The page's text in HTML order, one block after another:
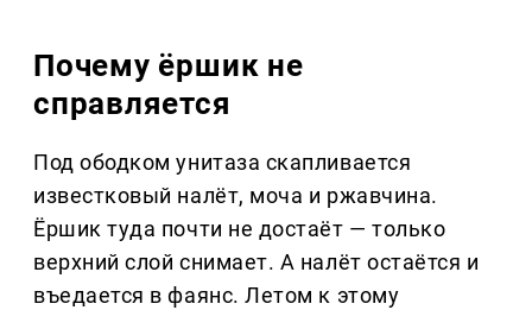
Почему ёршик не
справляется
Под ободком унитаза скапливается
известковый налёт, моча и ржавчина.
Ёршик туда почти не достаёт — только
верхний слой снимает. А налёт остаётся и
въедается в фаянс. Летом к этому